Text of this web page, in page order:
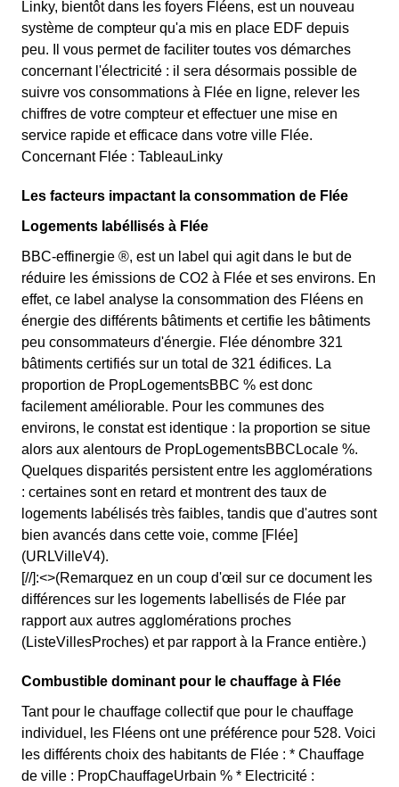
Linky, bientôt dans les foyers Fléens, est un nouveau
système de compteur qu'a mis en place EDF depuis
peu. Il vous permet de faciliter toutes vos démarches
concernant l'électricité : il sera désormais possible de
suivre vos consommations à Flée en ligne, relever les
chiffres de votre compteur et effectuer une mise en
service rapide et efficace dans votre ville Flée.
Concernant Flée : TableauLinky
Les facteurs impactant la consommation de Flée
Logements labéllisés à Flée
BBC-effinergie ®, est un label qui agit dans le but de
réduire les émissions de CO2 à Flée et ses environs. En
effet, ce label analyse la consommation des Fléens en
énergie des différents bâtiments et certifie les bâtiments
peu consommateurs d'énergie. Flée dénombre 321
bâtiments certifiés sur un total de 321 édifices. La
proportion de PropLogementsBBC % est donc
facilement améliorable. Pour les communes des
environs, le constat est identique : la proportion se situe
alors aux alentours de PropLogementsBBCLocale %.
Quelques disparités persistent entre les agglomérations
: certaines sont en retard et montrent des taux de
logements labélisés très faibles, tandis que d'autres sont
bien avancés dans cette voie, comme [Flée]
(URLVilleV4).
[//]:<>(Remarquez en un coup d'œil sur ce document les
différences sur les logements labellisés de Flée par
rapport aux autres agglomérations proches
(ListeVillesProches) et par rapport à la France entière.)
Combustible dominant pour le chauffage à Flée
Tant pour le chauffage collectif que pour le chauffage
individuel, les Fléens ont une préférence pour 528. Voici
les différents choix des habitants de Flée : * Chauffage
de ville : PropChauffageUrbain % * Electricité :